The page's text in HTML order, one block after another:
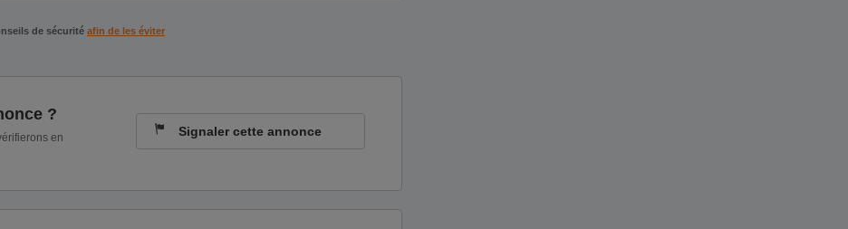
de sécurité afin de les éviter
?
en
Signaler cette annonce